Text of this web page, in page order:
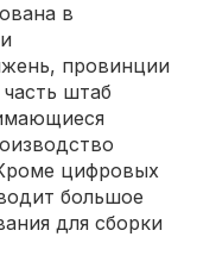
в
провинции
штаб
цифровых
большое
для сборки